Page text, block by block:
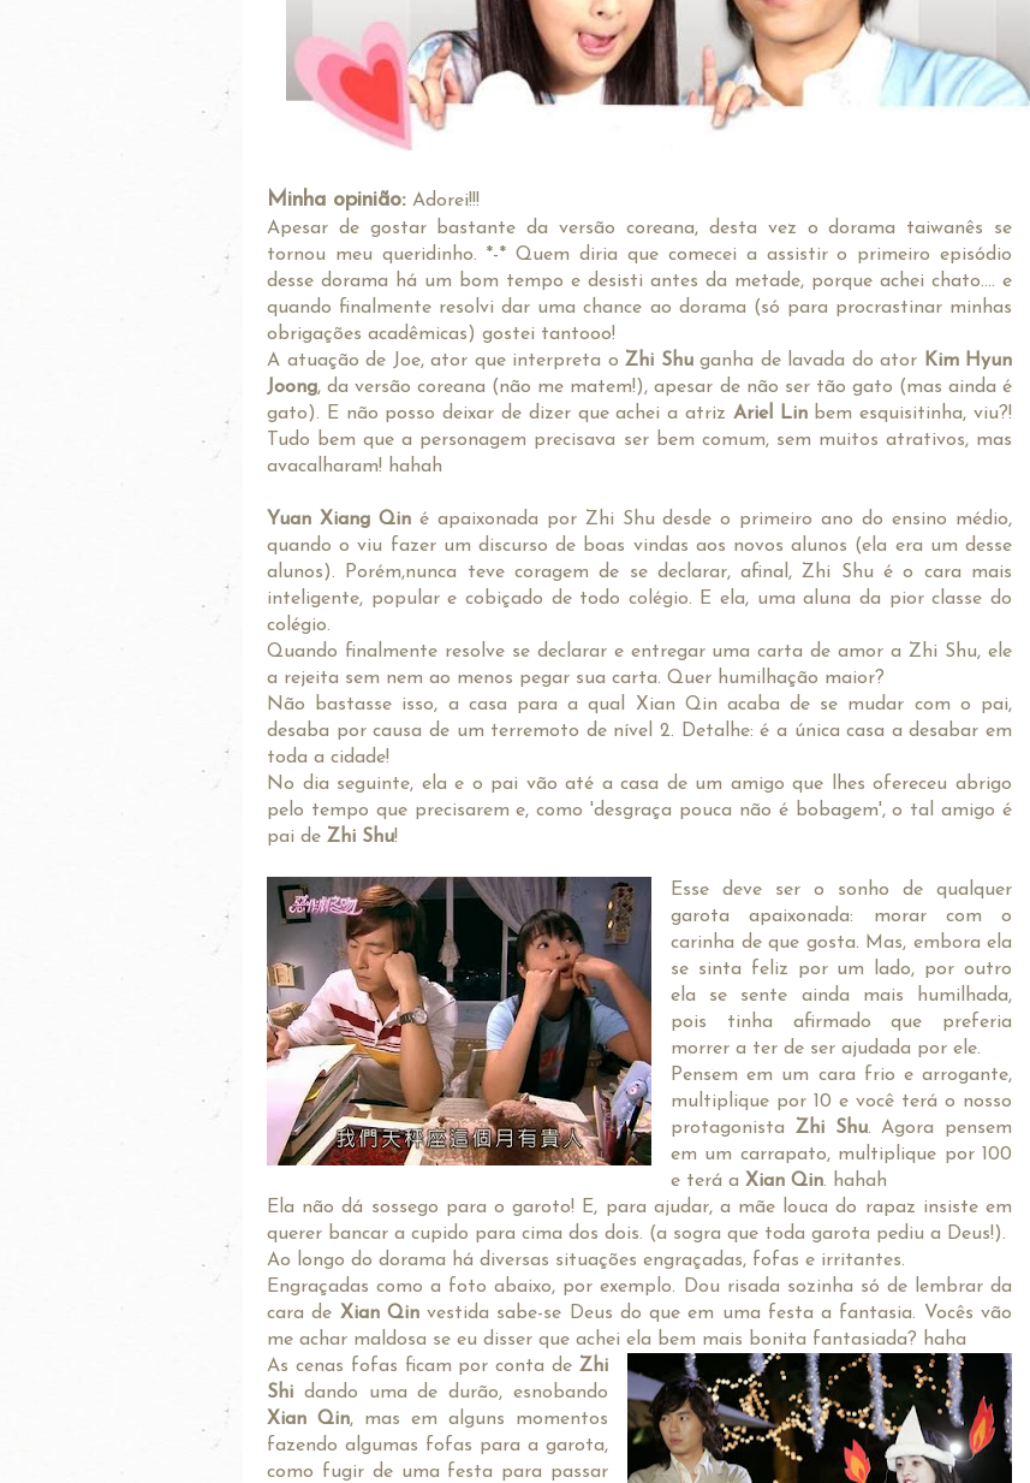
Minha opinião: Adorei!!!
Apesar de gostar bastante da versão coreana, desta vez o dorama taiwanês se
tornou meu queridinho. *-* Quem diria que comecei a assistir o primeiro episódio
desse dorama há um bom tempo e desisti antes da metade, porque achei chato.... e
quando finalmente resolvi dar uma chance ao dorama (só para procrastinar minhas
obrigações acadêmicas) gostei tantooo!
A atuação de Joe, ator que interpreta o Zhi Shuganha de lavada do ator Kim Hyun
Joong, da versão coreana (não me matem!), apesar de não ser tão gato (mas ainda é
gato). E não posso deixar de dizer que achei a atriz Ariel Linbem esquisitinha, viu?!
Tudo bem que a personagem precisava ser bem comum, sem muitos atrativos, mas
avacalharam! hahah
Yuan Xiang Qiné apaixonada por Zhi Shu desde o primeiro ano do ensino médio,
quando o viu fazer um discurso de boas vindas aos novos alunos (ela era um desse
alunos). Porém,nunca teve coragem de se declarar, afinal, Zhi Shu é o cara mais
inteligente, popular e cobiçado de todo colégio. E ela, uma aluna da pior classe do
colégio.
Quando finalmente resolve se declarar e entregar uma carta de amor a Zhi Shu, ele
a rejeita sem nem ao menos pegar sua carta. Quer humilhação maior?
Não bastasse isso, a casa para a qual Xian Qin acaba de se mudar com o pai,
desaba por causa de um terremoto de nível 2. Detalhe: é a única casa a desabar em
toda a cidade!
No dia seguinte, ela e o pai vão até a casa de um amigo que lhes ofereceu abrigo
pelo tempo que precisarem e, como 'desgraça pouca não é bobagem', o tal amigo é
pai de Zhi Shu!
Esse deve ser o sonho de qualquer
garota apaixonada: morar com o
carinha de que gosta. Mas, embora ela
se sinta feliz por um lado, por outro
ela se sente ainda mais humilhada,
pois tinha afirmado que preferia
morrer a ter de ser ajudada por ele.
Pensem em um cara frio e arrogante,
multiplique por 10 e você terá o nosso
protagonista Zhi Shu. Agora pensem
em um carrapato, multiplique por 100
e terá a Xian Qin. hahah
Ela não dá sossego para o garoto! E, para ajudar, a mãe louca do rapaz insiste em
querer bancar a cupido para cima dos dois. (a sogra que toda garota pediu a Deus!).
Ao longo do dorama há diversas situações engraçadas, fofas e irritantes.
Engraçadas como a foto abaixo, por exemplo. Dou risada sozinha só de lembrar da
cara de Xian Qinvestida sabe-se Deus do que em uma festa a fantasia. Vocês vão
me achar maldosa se eu disser que achei ela bem mais bonita fantasiada? haha
As cenas fofas ficam por conta de Zhi
Shi dando uma de durão, esnobando
Xian Qin, mas em alguns momentos
fazendo algumas fofas para a garota,
como fugir de uma festa para passar